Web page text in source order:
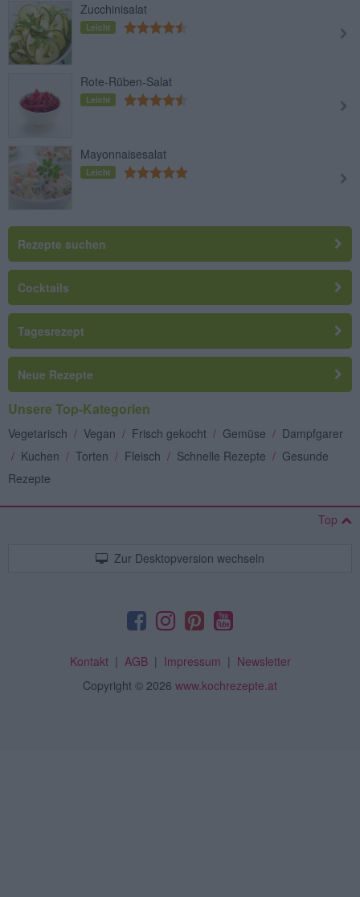
Zucchinisalat
Leicht
Rote-Rüben-Salat
Leicht
Mayonnaisesalat
Leicht
Rezepte suchen
Cocktails
Tagesrezept
Neue Rezepte
Unsere Top-Kategorien
Vegetarisch / Vegan / Frisch gekocht / Gemüse / Dampfgarer
/ Kuchen / Torten / Fleisch / Schnelle Rezepte / Gesunde
Rezepte
Top
Zur Desktopversion wechseln
Kontakt| AGB| Impressum | Newsletter
Copyright © 2026 www.kochrezepte.at